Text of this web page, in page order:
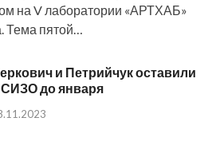
на V лаборатории «АРТХАБ»
Тема пятой…
и Петрийчук оставили
СИЗО до января